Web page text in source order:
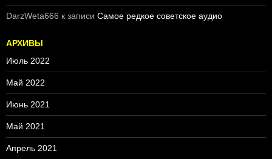
DarzWeta666 к записи Самое редкое советское аудио
АРХИВЫ
Июль 2022
Май 2022
Июнь 2021
Май 2021
Апрель 2021